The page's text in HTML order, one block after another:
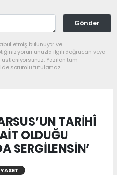
Gönder
etmiş bulunuyor ve
yorumunuzla ilgili doğrudan veya
Yazılan tüm
sorumlu tutulamaz.
TARİHÎ
OLDUĞU
SERGİLENSİN’